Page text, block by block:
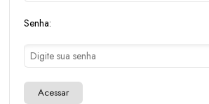
Senha:
Acessar